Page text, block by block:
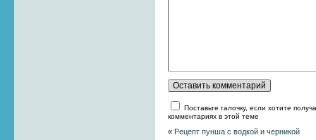
Поставьте галочку, если хотите
комментариях в этой теме
« Рецепт пунша с водкой и черникой